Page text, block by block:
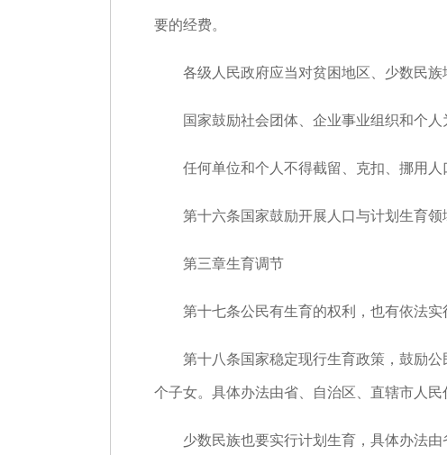
要的经费。
各级人民政府应当对贫困地区、少数民族
国家鼓励社会团体、企业事业组织和个人
任何单位和个人不得截留、克扣、挪用人
第十六条国家鼓励开展人口与计划生育领
第三章生育调节
第十七条公民有生育的权利，也有依法实
第十八条国家稳定现行生育政策，鼓励公
个子女。具体办法由省、自治区、直辖市人民
少数民族也要实行计划生育，具体办法由